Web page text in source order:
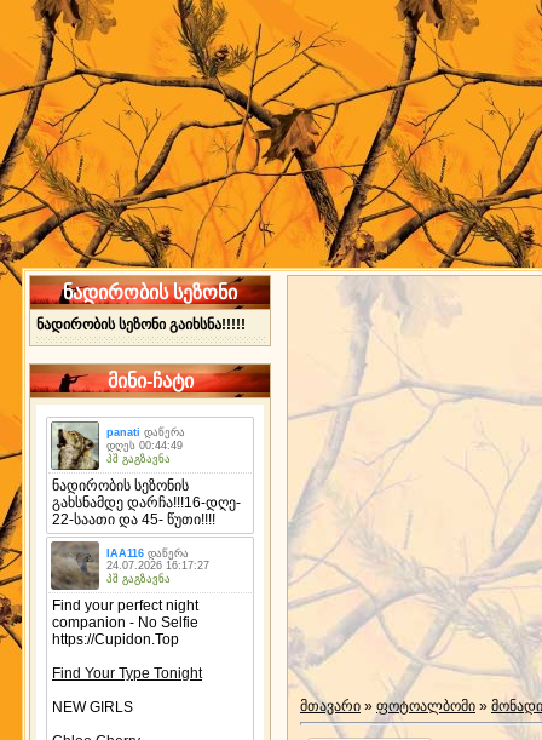
ნადირობის სეზონი
ნადირობის სეზონი გაიხსნა!!!!!
მინი-ჩატი
მთავარი » ფოტოალბომი »